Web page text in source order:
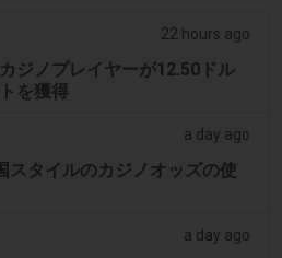
22 hours ago
ジノプレイヤーが12.50ドル
を獲得
a day ago
スタイルのカジノオッズの使
a day ago